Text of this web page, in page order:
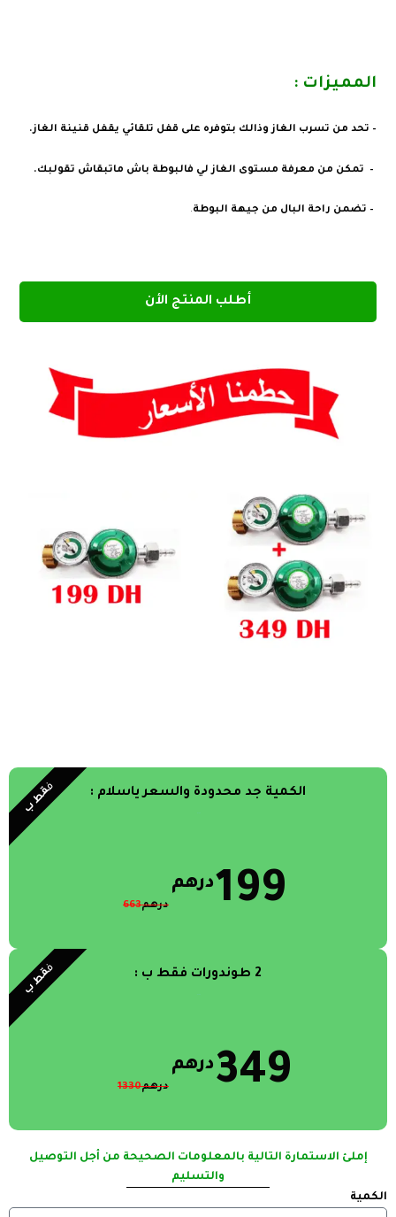
المميزات :
– تحد من تسرب الغاز وذالك بتوفره على قفل تلقائي يقفل قنينة الغاز.
– تمكن من معرفة مستوى الغاز لي فالبوطة باش ماتبقاش تقولبك.
– تضمن راحة البال من جيهة البوطة.
أطلب المنتج الأن
الكمية جد محدودة والسعر ياسلام :
درهم663
درهم199
ف
قط ب
2 طوندورات فقط ب :
درهم1330
درهم349
ف
قط ب
إملئ الاستمارة التالية بالمعلومات الصحيحة من أجل التوصيل
والتسليم
الكمية